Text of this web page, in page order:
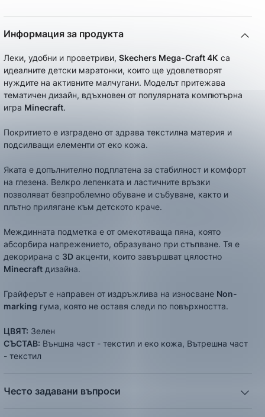
Информация за продукта
Леки, удобни и проветриви, Skechers Mega-Craft 4К са
идеалните детски маратонки, които ще удовлетворят
нуждите на активните малчугани. Моделът притежава
тематичен дизайн, вдъхновен от популярната компютърна
игра Minecraft.
Покритието е изградено от здрава текстилна материя и
подсилващи елементи от еко кожа.
Яката е допълнително подплатена за стабилност и комфорт
на глезена. Велкро лепенката и ластичните връзки
позволяват безпроблемно обуване и събуване, както и
плътно прилягане към детското краче.
Междинната подметка е от омекотяваща пяна, която
абсорбира напрежението, образувано при стъпване. Тя е
декорирана с 3D акценти, които завършват цялостно
Minecraft дизайна.
Грайферът е направен от издръжлива на износване Non-
marking гума, която не оставя следи по повърхността.
ЦВЯТ: Зелен
СЪСТАВ: Външна част - текстил и еко кожа, Вътрешна част
- текстил
Често задавани въпроси